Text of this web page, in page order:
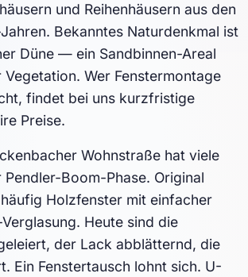
und Reihenhäusern aus den
Bekanntes Naturdenkmal ist
Düne — ein Sandbinnen-Areal
Wer Fenstermontage
findet bei uns kurzfristige
Preise.
Wohnstraße hat viele
Pendler-Boom-Phase. Original
Holzfenster mit einfacher
Heute sind die
der Lack abblätternd, die
Ein Fenstertausch lohnt sich. U-